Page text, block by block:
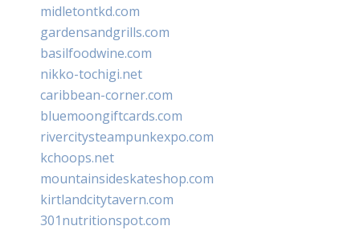
midletontkd.com
gardensandgrills.com
basilfoodwine.com
nikko-tochigi.net
caribbean-corner.com
bluemoongiftcards.com
rivercitysteampunkexpo.com
kchoops.net
mountainsideskateshop.com
kirtlandcitytavern.com
301nutritionspot.com